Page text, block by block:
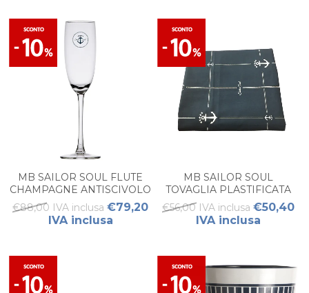
MB SAILOR SOUL FLUTE
CHAMPAGNE ANTISCIVOLO
ECOZEN (SET 6PZ)
€88,00 IVA inclusa €79,20
IVA inclusa
MB SAILOR SOUL
TOVAGLIA PLASTIFICATA
GRANDE 155X130
€56,00 IVA inclusa €50,40
IVA inclusa